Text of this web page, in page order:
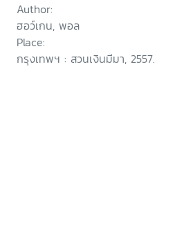
Author:
ฮอว์เกน, พอล
Place:
กรุงเทพฯ : สวนเงินมีมา, 2557.